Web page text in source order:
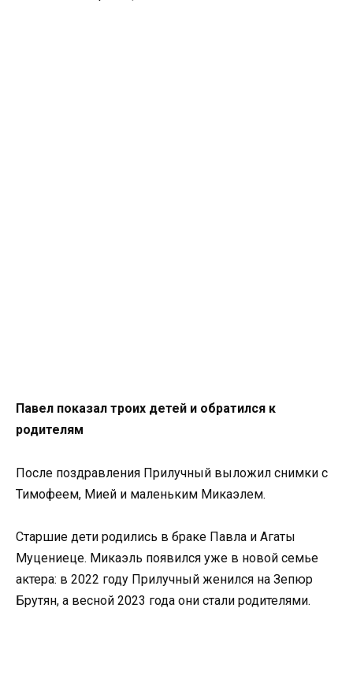
Павел показал троих детей и обратился к
родителям
После поздравления Прилучный выложил снимки с
Тимофеем, Мией и маленьким Микаэлем.
Старшие дети родились в браке Павла и Агаты
Муцениеце. Микаэль появился уже в новой семье
актера: в 2022 году Прилучный женился на Зепюр
Брутян, а весной 2023 года они стали родителями.